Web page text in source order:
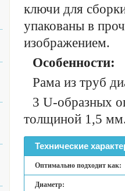
ключи для
упакованы в
изображением.
Особенности:
Рама из труб
3 U-образных
толщиной 1,5
Технические
Оптимально подходит как:
Диаметр: